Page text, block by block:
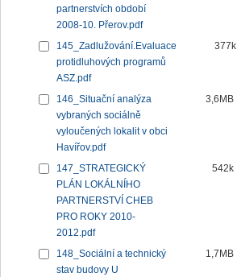
partnerstvích období
2008-10. Přerov.pdf
145_Zadlužování.Evaluace
protidluhových programů
ASZ.pdf
377k
146_Situační analýza
vybraných sociálně
vyloučených lokalit v obci
Havířov.pdf
3,6MB
147_STRATEGICKÝ
PLÁN LOKÁLNÍHO
PARTNERSTVÍ CHEB
PRO ROKY 2010-
2012.pdf
542k
148_Sociální a technický
stav budovy U
1,7MB